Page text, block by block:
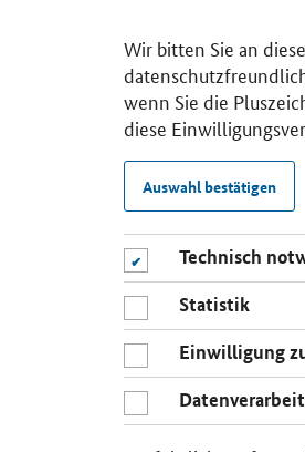
Wir bitten Sie an
wenn Sie die
diese
Auswahl bestätigen
Technisch
Statistik
Einwilligung